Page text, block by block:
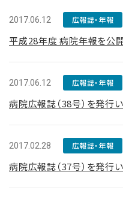
2017.06.12 広報誌・年報
平成28年度 病院年報を公開
2017.06.12 広報誌・年報
病院広報誌（38号）を発行い
2017.02.28 広報誌・年報
病院広報誌（37号）を発行い